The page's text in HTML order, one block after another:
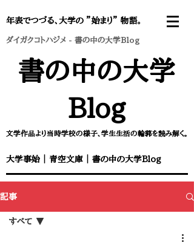
年表でつづる、大学の ”始まり” 物語。
ダイガクコトハジメ - 書の中の大学Blog
書の中の大学
Blog
文学作品より当時学校の様子、学生生活の輪郭を読み解く。
大学事始 青空文庫 書の中の大学Blog
記事
すべて